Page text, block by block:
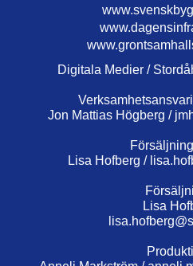
Digitala Medier /
Jon Mattias Högberg /
Lisa Hofberg /
Lisa